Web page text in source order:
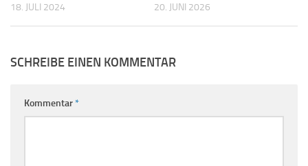
18. JULI 2024 20. JUNI 2026
SCHREIBE EINEN KOMMENTAR
Kommentar*